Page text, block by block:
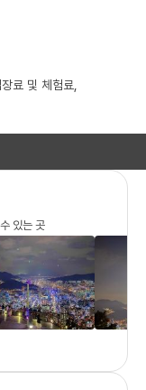
료 및 체험료,
있는 곳